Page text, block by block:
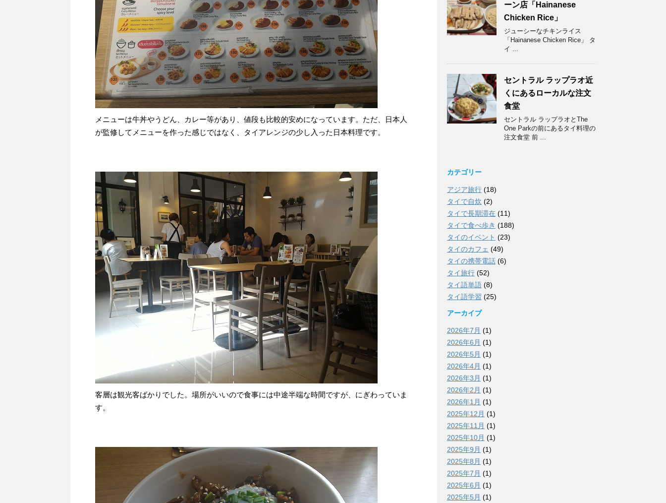
メニューは牛丼やうどん、カレー等があり、値段も比較的安めになっています。ただ、日本人
が監修してメニューを作った感じではなく、タイアレンジの少し入った日本料理です。
客層は観光客ばかりでした。場所がいいので食事には中途半端な時間ですが、にぎわっていま
す。
ーン店「Hainanese
Chicken Rice」
ジューシーなチキンライス
「Hainanese Chicken Rice」 タ
イ ...
セントラル ラップラオ近
くにあるローカルな注文
食堂
セントラル ラップラオとThe
One Parkの前にあるタイ料理の
注文食堂 前 ...
カテゴリー
アジア旅行 (18)
タイで自炊 (2)
タイで長期滞在 (11)
タイで食べ歩き (188)
タイのイベント (23)
タイのカフェ (49)
タイの携帯電話 (6)
タイ旅行 (52)
タイ語単語 (8)
タイ語学習 (25)
アーカイブ
2026年7月 (1)
2026年6月 (1)
2026年5月 (1)
2026年4月 (1)
2026年3月 (1)
2026年2月 (1)
2026年1月 (1)
2025年12月 (1)
2025年11月 (1)
2025年10月 (1)
2025年9月 (1)
2025年8月 (1)
2025年7月 (1)
2025年6月 (1)
2025年5月 (1)